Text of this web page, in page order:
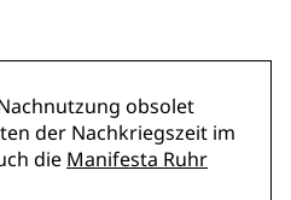
obsolet
der Nachkriegszeit im
die Manifesta Ruhr